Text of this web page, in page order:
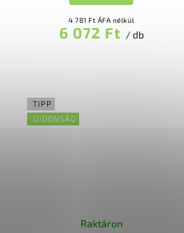
4 781 Ft ÁFA nélkül
6 072 Ft / db
TIPP
ÚJDONSÁG
Raktáron